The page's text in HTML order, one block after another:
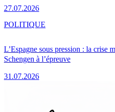
27.07.2026
L’Espagne sous pression : la crise
Schengen à l’épreuve
31.07.2026
POLITIQUE